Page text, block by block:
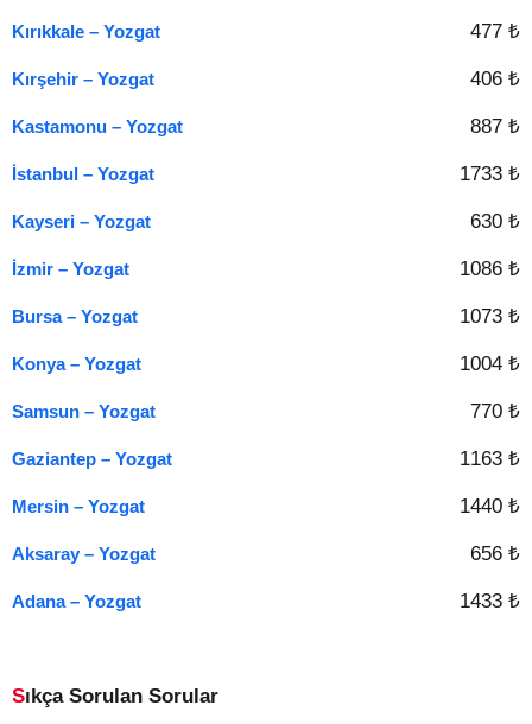
Kırıkkale – Yozgat 477 ₺
Kırşehir – Yozgat 406 ₺
Kastamonu – Yozgat 887 ₺
İstanbul – Yozgat 1733 ₺
Kayseri – Yozgat 630 ₺
İzmir – Yozgat 1086 ₺
Bursa – Yozgat 1073 ₺
Konya – Yozgat 1004 ₺
Samsun – Yozgat 770 ₺
Gaziantep – Yozgat 1163 ₺
Mersin – Yozgat 1440 ₺
Aksaray – Yozgat 656 ₺
Adana – Yozgat 1433 ₺
Sıkça Sorulan Sorular